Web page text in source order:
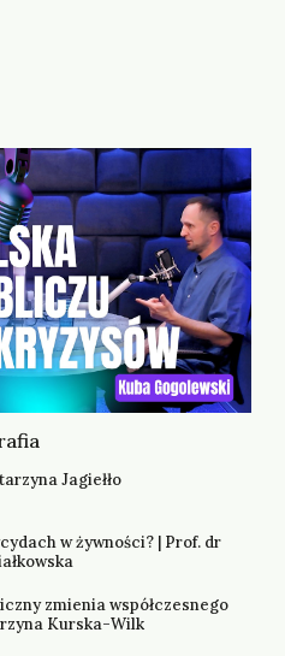
Jagiełło
w żywności? | Prof. dr
zmienia współczesnego
Kurska-Wilk